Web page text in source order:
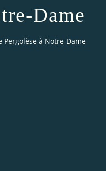
Dame
Pergolèse à Notre-Dame